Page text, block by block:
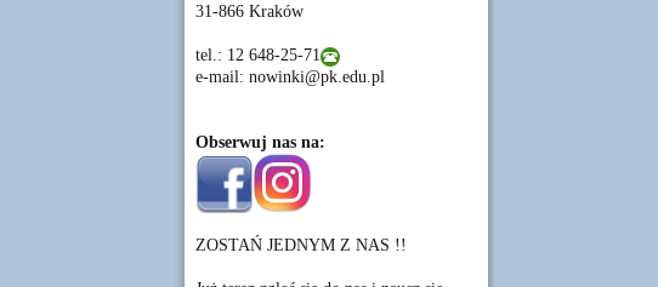
31-866 Kraków
tel.: 12 648-25-71
e-mail: nowinki@pk.edu.pl
Obserwuj nas na:
ZOSTAŃ JEDNYM Z NAS !!